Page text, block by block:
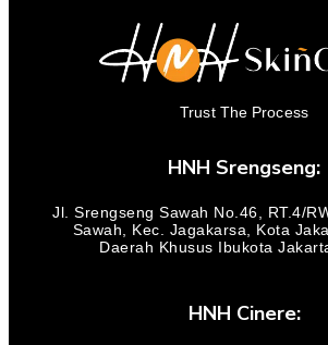
Trust The Process
HNH Srengseng:
Jl. Srengseng Sawah No.46, RT.4/
Sawah, Kec. Jagakarsa, Kota
Daerah Khusus Ibukota
HNH Cinere: